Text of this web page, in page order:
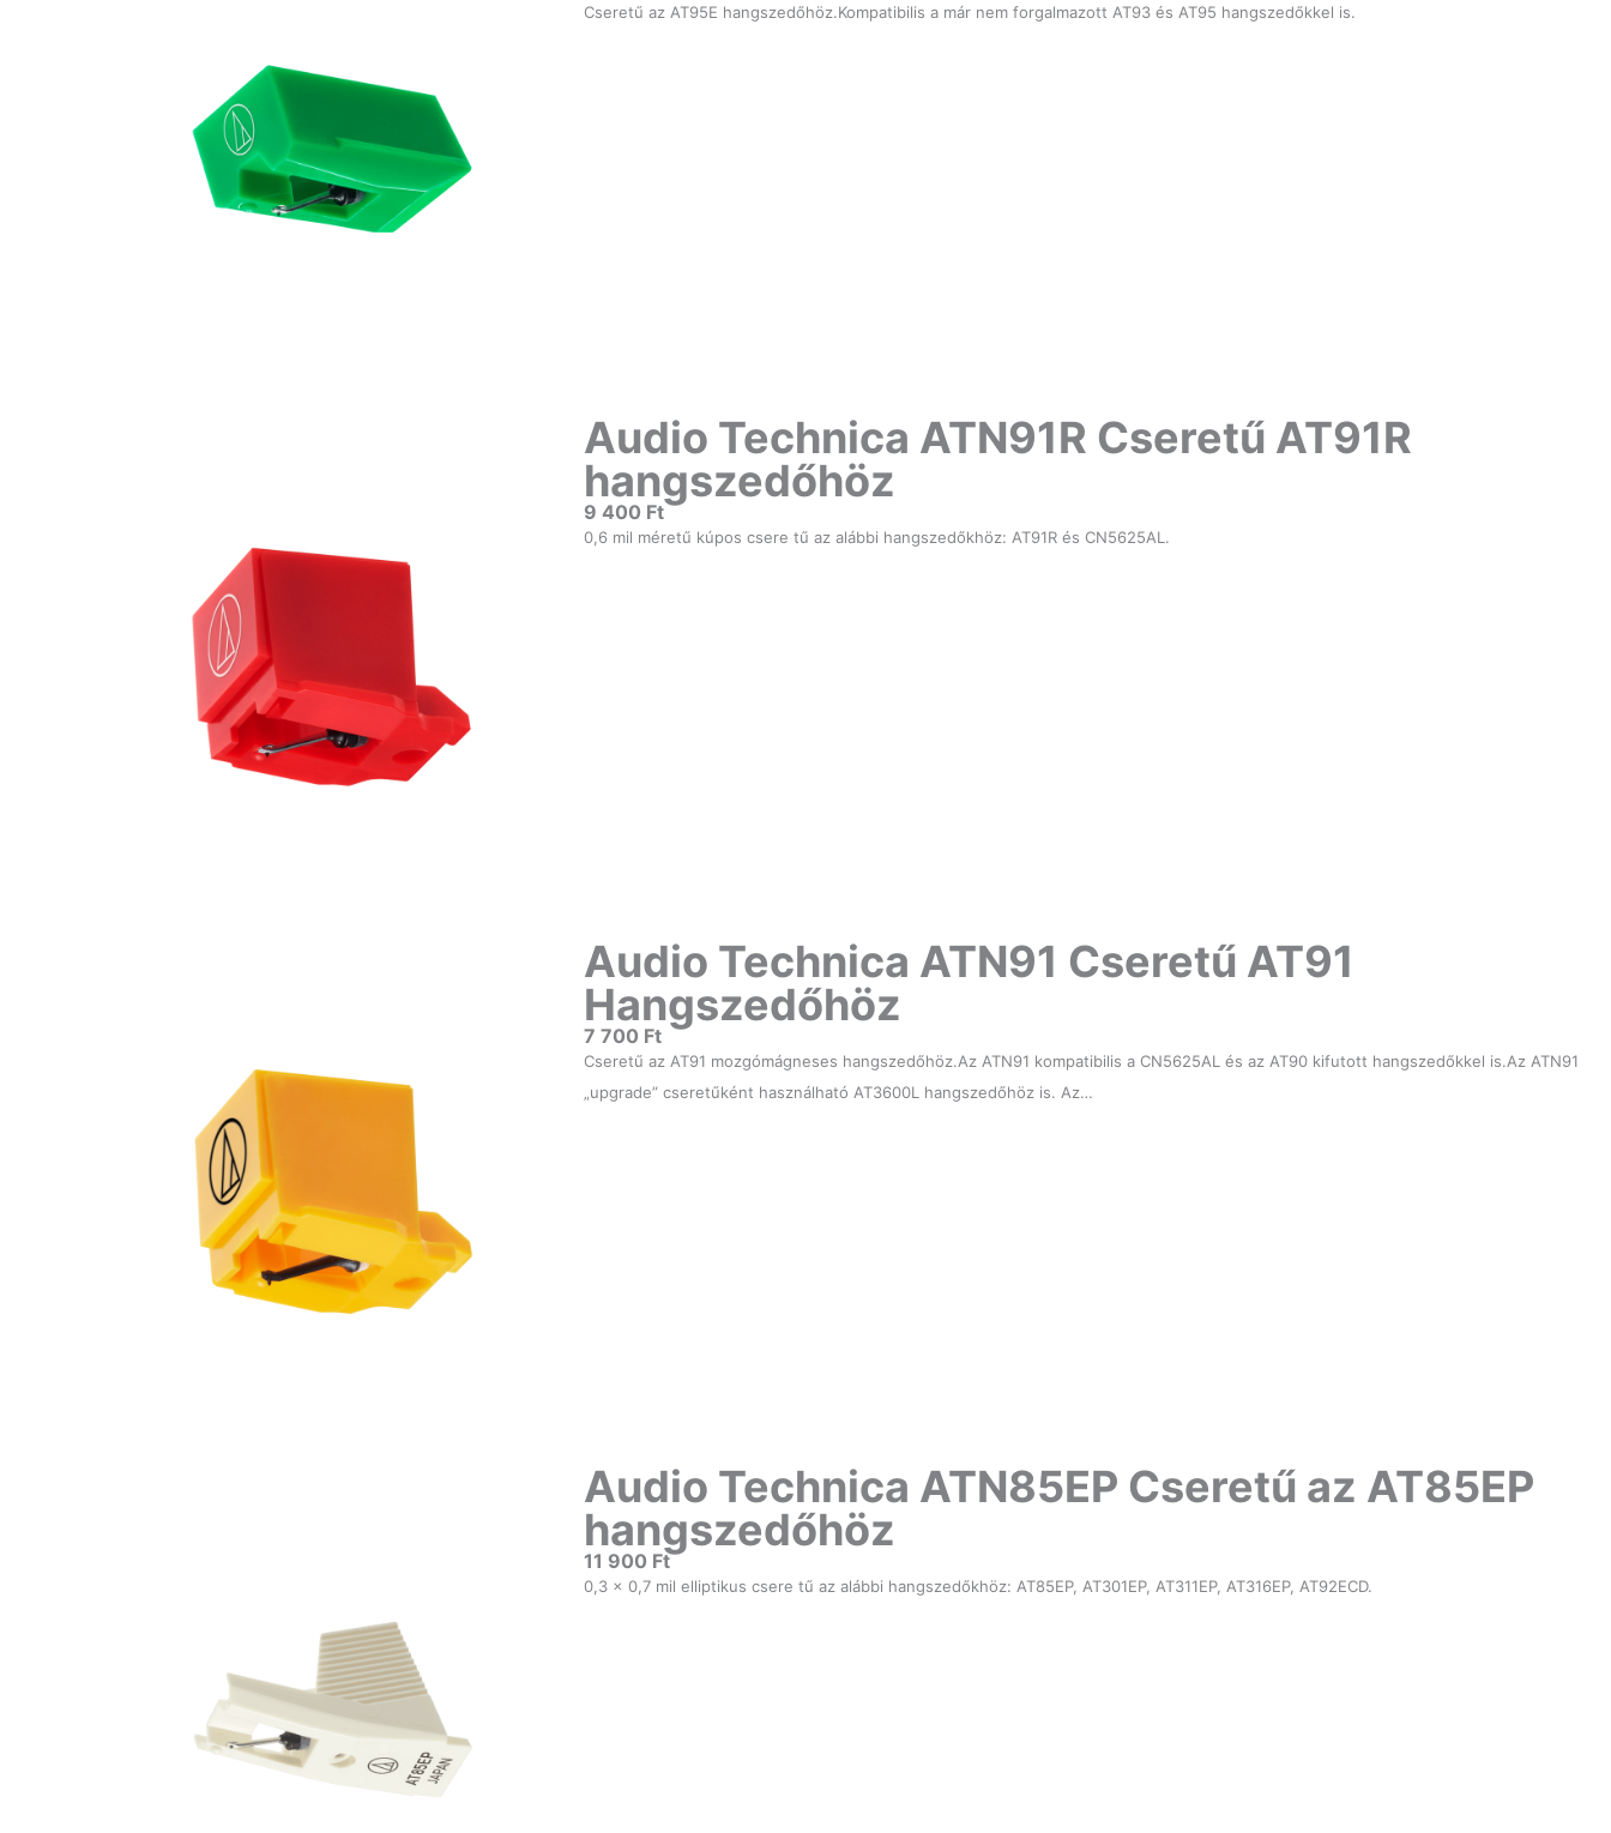
Cseretű az AT95E hangszedőhöz.Kompatibilis a már nem forgalmazott AT93 és AT95 hangszedőkkel is.
Audio Technica ATN91R Cseretű AT91R
hangszedőhöz
9 400 Ft
0,6 mil méretű kúpos csere tű az alábbi hangszedőkhöz: AT91R és CN5625AL.
Audio Technica ATN91 Cseretű AT91
Hangszedőhöz
7 700 Ft
Cseretű az AT91 mozgómágneses hangszedőhöz.Az ATN91 kompatibilis a CN5625AL és az AT90 kifutott hangszedőkkel is.Az ATN91
„upgrade” cseretűként használható AT3600L hangszedőhöz is. Az…
Audio Technica ATN85EP Cseretű az AT85EP
hangszedőhöz
11 900 Ft
0,3 × 0,7 mil elliptikus csere tű az alábbi hangszedőkhöz: AT85EP, AT301EP, AT311EP, AT316EP, AT92ECD.